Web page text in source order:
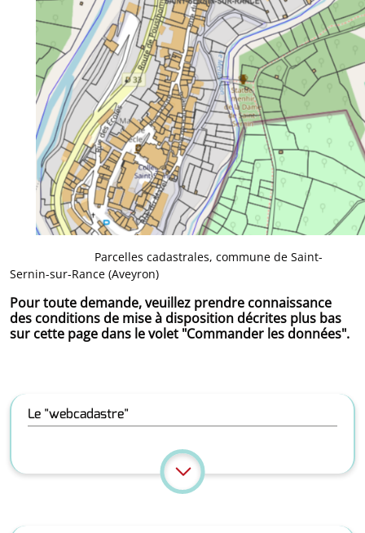
Parcelles cadastrales, commune de Saint-
Sernin-sur-Rance (Aveyron)
Pour toute demande, veuillez prendre connaissance
des conditions de mise à disposition décrites plus bas
sur cette page dans le volet "Commander les données".
Le "webcadastre"